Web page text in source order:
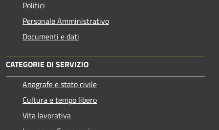
Politici
Personale Amministrativo
Documenti e dati
CATEGORIE DI SERVIZIO
Anagrafe e stato civile
Cultura e tempo libero
Vita lavorativa